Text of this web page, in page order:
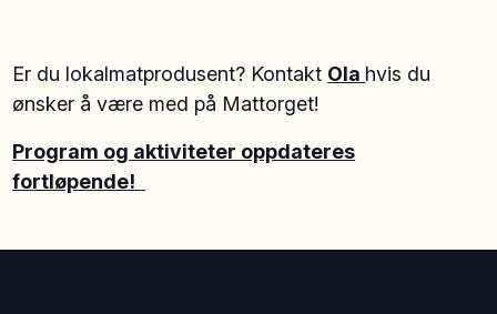
Er du lokalmatprodusent? Kontakt Ola hvis du
ønsker å være med på Mattorget!
Program og aktiviteter oppdateres
fortløpende!